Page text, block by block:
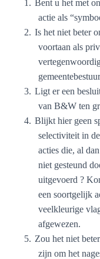
1. Bent u het met
actie als
2. Is het niet beter
voortaan als
3. Ligt er een
van B&W ten
4. Blijkt hier geen
selectiviteit in
acties die, al dan
niet gesteund
uitgevoerd ?
een soortgelijk
veelkleurige
afgewezen.
5. Zou het niet
zijn om het